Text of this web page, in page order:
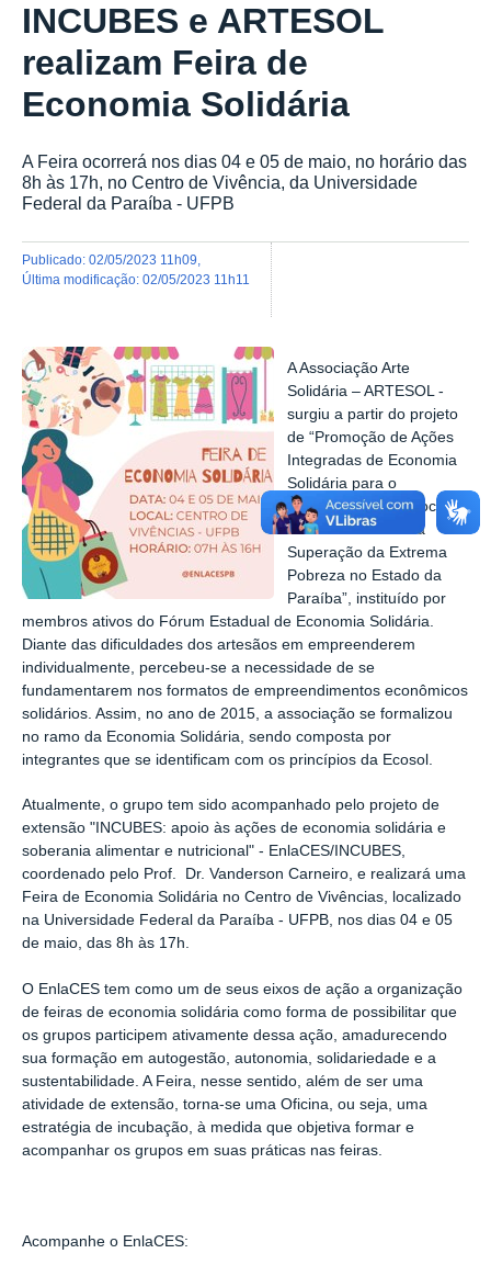
INCUBES e ARTESOL
realizam Feira de
Economia Solidária
A Feira ocorrerá nos dias 04 e 05 de maio, no horário das
8h às 17h, no Centro de Vivência, da Universidade
Federal da Paraíba - UFPB
publicado: 02/05/2023 11h09
última modificação: 02/05/2023 11h11
A Associação Arte
Solidária – ARTESOL -
surgiu a partir do projeto
de “Promoção de Ações
Integradas de Economia
Solidária para o
Desenvolvimento Local e
Territorial Visando a
Superação da Extrema
Pobreza no Estado da
Paraíba”, instituído por
membros ativos do Fórum Estadual de Economia Solidária.
Diante das dificuldades dos artesãos em empreenderem
individualmente, percebeu-se a necessidade de se
fundamentarem nos formatos de empreendimentos econômicos
solidários. Assim, no ano de 2015, a associação se formalizou
no ramo da Economia Solidária, sendo composta por
integrantes que se identificam com os princípios da Ecosol.
Atualmente, o grupo tem sido acompanhado pelo projeto de
extensão "INCUBES: apoio às ações de economia solidária e
soberania alimentar e nutricional" - EnlaCES/INCUBES,
coordenado pelo Prof. Dr. Vanderson Carneiro, e realizará uma
Feira de Economia Solidária no Centro de Vivências, localizado
na Universidade Federal da Paraíba - UFPB, nos dias 04 e 05
de maio, das 8h às 17h.
O EnlaCES tem como um de seus eixos de ação a organização
de feiras de economia solidária como forma de possibilitar que
os grupos participem ativamente dessa ação, amadurecendo
sua formação em autogestão, autonomia, solidariedade e a
sustentabilidade. A Feira, nesse sentido, além de ser uma
atividade de extensão, torna-se uma Oficina, ou seja, uma
estratégia de incubação, à medida que objetiva formar e
acompanhar os grupos em suas práticas nas feiras.
Acompanhe o EnlaCES: